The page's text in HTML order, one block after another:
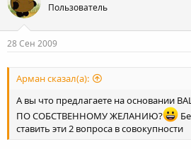
Пользователь
28 Сен 2009
Арман сказал(а):
А вы что предлагаете на основании
ПО СОБСТВЕННОМУ ЖЕЛАНИЮ?
ставить эти 2 вопроса в совокупности